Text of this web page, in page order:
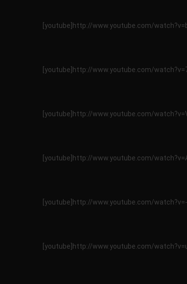
[youtube]http://www.youtube.com/
[youtube]http://www.youtube.com/
[youtube]http://www.youtube.com/
[youtube]http://www.youtube.com/
[youtube]http://www.youtube.com/
[youtube]http://www.youtube.com/